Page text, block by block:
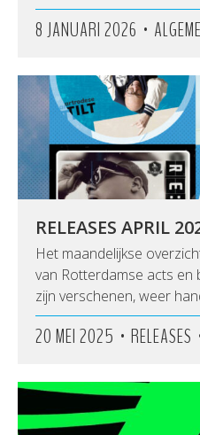
8 JANUARI 2026 •
RELEASES APRIL
Het maandelijkse
van Rotterdamse acts
zijn verschenen, weer
20 MEI 2025 • RELEASES